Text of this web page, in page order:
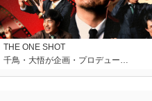
THE ONE SHOT
千鳥・大悟が企画・プロデュー…